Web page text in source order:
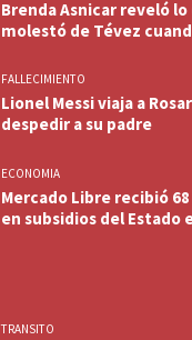
Brenda Asnicar reveló lo
molestó de Tévez
FALLECIMIENTO
Lionel Messi viaja a
despedir a su padre
ECONOMIA
Mercado Libre recibió
en subsidios del Estado
TRANSITO